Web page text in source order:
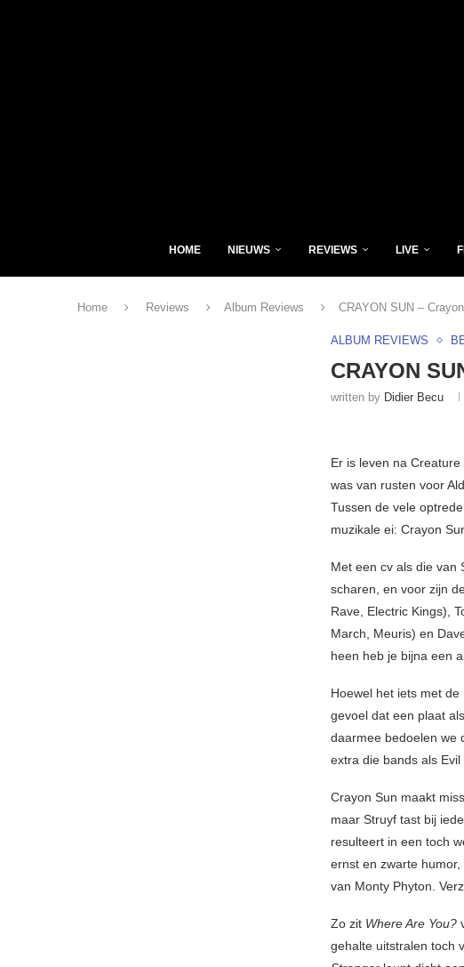
HOME NIEUWS REVIEWS LIVE
Home Reviews Album Reviews CRAYON SUN –
ALBUM REVIEWS
CRAYON
written by Didier Becu
Er is leven na
was van rusten voor
Tussen de vele
muzikale ei: Crayon
Met een cv als die van
scharen, en voor zijn
Rave, Electric Kings),
March, Meuris) en
heen heb je bijna een
Hoewel het iets met
gevoel dat een plaat
daarmee bedoelen we
extra die bands als
Crayon Sun maakt
maar Struyf tast bij
resulteert in een toch
ernst en zwarte
van Monty Phyton.
Zo zit Where Are You?
gehalte uitstralen toch